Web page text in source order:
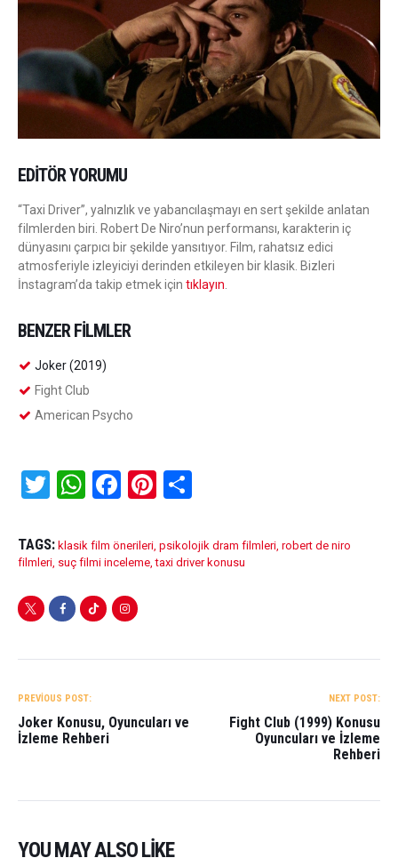
EDITÖR YORUMU
“Taxi Driver”, yalnızlık ve yabancılaşmayı en sert şekilde anlatan
filmlerden biri. Robert De Niro’nun performansı, karakterin iç
dünyasını çarpıcı bir şekilde yansıtıyor. Film, rahatsız edici
atmosferiyle izleyiciyi derinden etkileyen bir klasik. Bizleri
İnstagram’da takip etmek için tıklayın.
BENZER FILMLER
Joker (2019)
Fight Club
American Psycho
T
tt
er
W
at
s
A
p
p
F
ce
b
o
o
k
Pi
er
es
ar
e
TAGS: klasik film önerileri psikolojik dram filmleri robert de niro
filmleri suç filmi inceleme ,taxi driver konusu
GEZINMESI
PREVIOUS POST:
Joker Konusu, Oyuncuları ve
İzleme Rehberi
NEXT POST:
Fight Club (1999) Konusu
Oyuncuları ve İzleme
Rehberi
YOU MAY ALSO LIKE